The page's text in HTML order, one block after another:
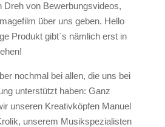
Dreh von Bewerbungsvideos,
über uns geben. Hello
Produkt gibt`s nämlich erst in
nochmal bei allen, die uns bei
unterstützt haben: Ganz
unseren Kreativköpfen Manuel
unserem Musikspezialisten